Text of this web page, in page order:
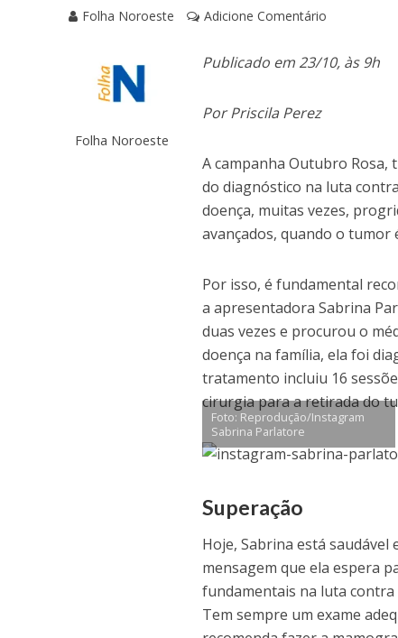
Folha Noroeste Adicione Comentário
Folha Noroeste
Publicado em 23/10, às 9h
Por Priscila Perez
A campanha Outubro
do diagnóstico na luta
doença, muitas vezes,
avançados, quando o tumor
Por isso, é fundamental
a apresentadora Sabrina
duas vezes e procurou o
doença na família, ela foi
tratamento incluiu 16
cirurgia para a retirada do
Foto: Reprodução/Instagram
Sabrina Parlatore
Superação
Hoje, Sabrina está saudável
mensagem que ela espera
fundamentais na luta contra
Tem sempre um exame